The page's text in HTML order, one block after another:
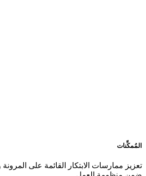
المُمكِّنات
تعزيز ممارسات الابتكار القائمة على المرونة